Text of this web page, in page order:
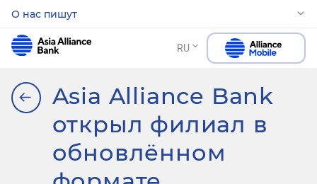
О нас пишут
RU
Asia Alliance Bank
открыл филиал в
обновлённом